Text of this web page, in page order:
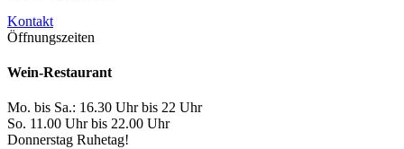
Kontakt
Öffnungszeiten
Wein-Restaurant
Mo. bis Sa.: 16.30 Uhr bis 22 Uhr
So. 11.00 Uhr bis 22.00 Uhr
Donnerstag Ruhetag!